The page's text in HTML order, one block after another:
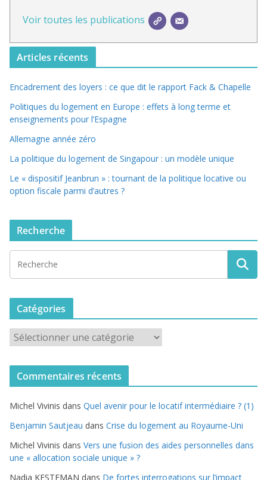
Voir toutes les publications
Articles récents
Encadrement des loyers : ce que dit le rapport Fack & Chapelle
Politiques du logement en Europe : effets à long terme et
enseignements pour l’Espagne
Allemagne année zéro
La politique du logement de Singapour : un modèle unique
Le « dispositif Jeanbrun » : tournant de la politique locative ou
option fiscale parmi d’autres ?
Recherche
Catégories
t
o
r
i
e
Commentaires récents
Michel Vivinis dans Quel avenir pour le locatif intermédiaire ? (1)
Benjamin Sautjeau dans Crise du logement au Royaume-Uni
Michel Vivinis dans Vers une fusion des aides personnelles dans
une « allocation sociale unique » ?
Nadia KESTEMAN dans De fortes interrogations sur l’impact